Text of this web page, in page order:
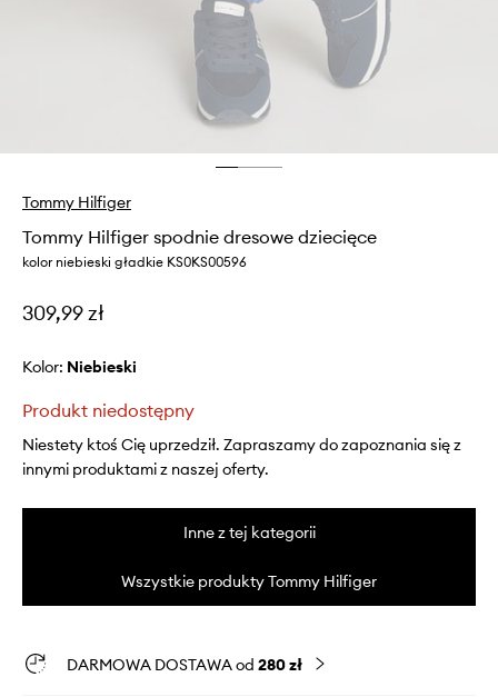
Tommy Hilfiger
Tommy Hilfiger spodnie dresowe dziecięce
kolor niebieski gładkie KS0KS00596
309,99 zł
Kolor: niebieski
Produkt niedostępny
Niestety ktoś Cię uprzedził. Zapraszamy do zapoznania się z
innymi produktami z naszej oferty.
Inne z tej kategorii
Wszystkie produkty Tommy Hilfiger
DARMOWA DOSTAWA od 280 zł